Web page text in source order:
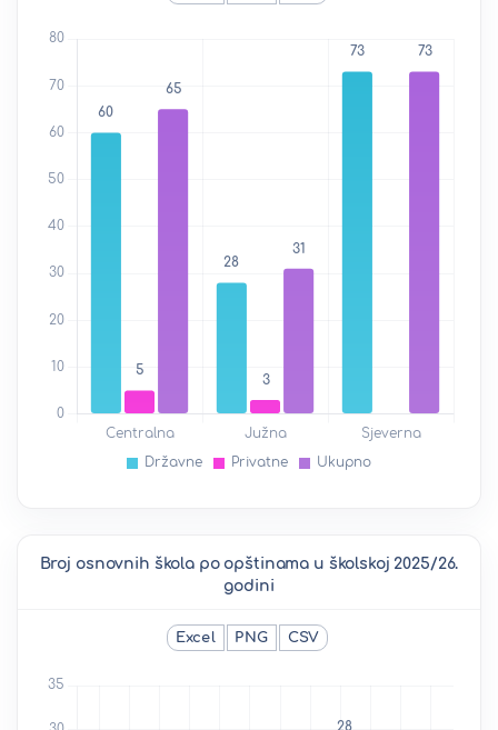
Broj osnovnih škola po opštinama u školskoj 2025/26.
godini
Excel PNG CSV